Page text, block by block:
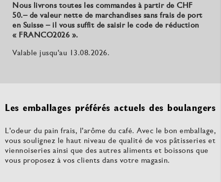
Nous livrons toutes les commandes à partir de CHF
50.– de valeur nette de marchandises sans frais de port
en Suisse – il vous suffit de saisir le code de réduction
« FRANCO2026 ».
Valable jusqu'au 13.08.2026.
Les emballages préférés actuels des boulangers
L'odeur du pain frais, l'arôme du café. Avec le bon emballage,
vous soulignez le haut niveau de qualité de vos pâtisseries et
viennoiseries ainsi que des autres aliments et boissons que
vous proposez à vos clients dans votre magasin.